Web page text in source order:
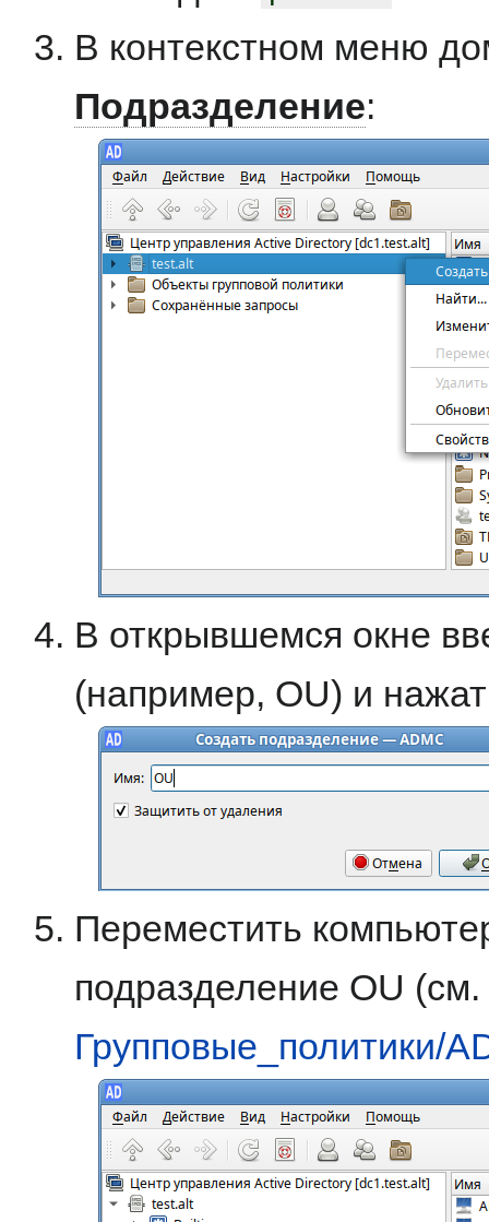
В контекстном меню
Подразделение:
В открывшемся окне
(например, OU) и
Переместить
подразделение OU (см.
Групповые_политики/